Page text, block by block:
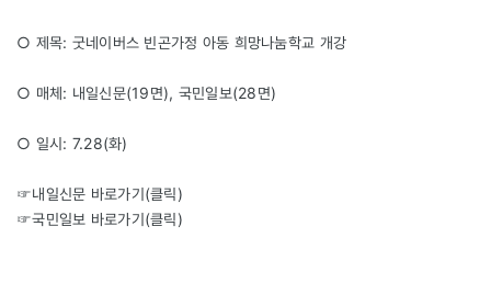
○ 제목: 굿네이버스 빈곤가정 아동 희망나눔학교 개강
○ 매체: 내일신문(19면), 국민일보(28면)
○ 일시: 7.28(화)
☞내일신문 바로가기(클릭)
☞국민일보 바로가기(클릭)